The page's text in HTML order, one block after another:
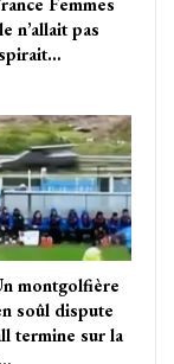
n’allait pas
montgolfière
soûl dispute
termine sur la